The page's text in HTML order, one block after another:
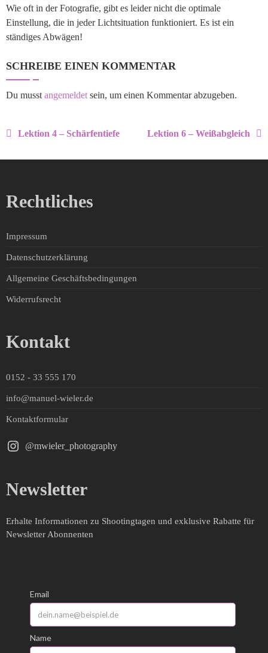
Wie oft in der Fotografie, gibt es leider nicht die optimale
Einstellung, die in jeder Lichtsituation funktioniert. Es ist ein
ständiges Abwägen!
SCHREIBE EINEN KOMMENTAR
Du musst angemeldet sein, um einen Kommentar abzugeben.
Lektion 4 – Schärfentiefe Lektion 6 – Weißabgleich
Rechtliches
Impressum
Datenschutzerklärung
Allgemeine Geschäftsbedingungen
Widerrufsrecht
Kontakt
0152 - 33 555 170
info@manuel-wieler.de
Kontaktformular
@mwieler_photography
Newsletter
Erhalte Informationen zu Shootingtagen und exklusive Rabatte für
Newsletter Abonnenten